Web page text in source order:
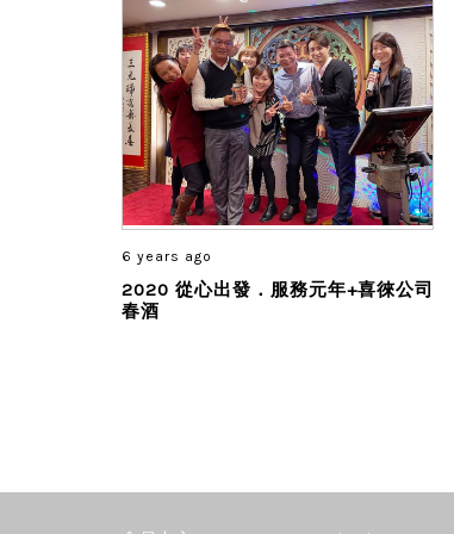
6 years ago
2020 從心出發．服務元年+喜徠公司
春酒